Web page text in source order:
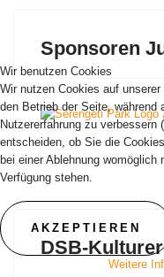
Sponsoren
DSB-
Wir benutzen Cookies
Wir nutzen Cookies auf
den Betrieb der Seite, während
Nutzererfahrung zu
entscheiden, ob Sie die
bei einer Ablehnung
Verfügung stehen.
AKZEPTIEREN
Weitere